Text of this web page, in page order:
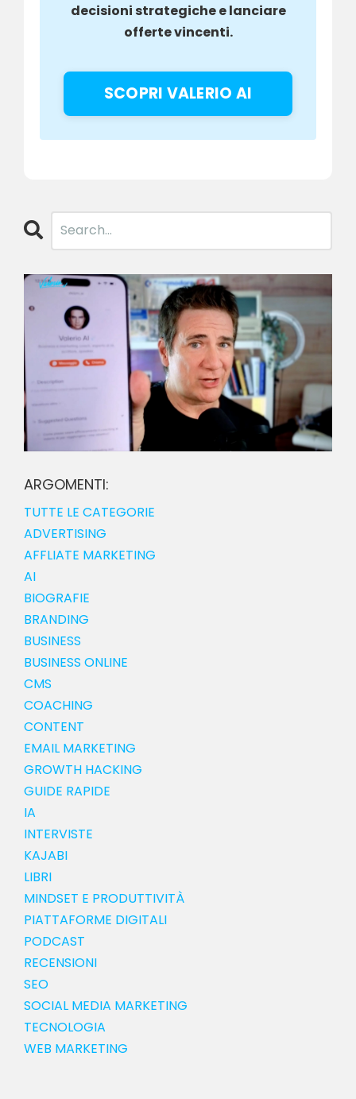
decisioni strategiche e lanciare
offerte vincenti.
SCOPRI VALERIO AI
ARGOMENTI:
TUTTE LE CATEGORIE
ADVERTISING
AFFLIATE MARKETING
AI
BIOGRAFIE
BRANDING
BUSINESS
BUSINESS ONLINE
CMS
COACHING
CONTENT
EMAIL MARKETING
GROWTH HACKING
GUIDE RAPIDE
IA
INTERVISTE
KAJABI
LIBRI
MINDSET E PRODUTTIVITÀ
PIATTAFORME DIGITALI
PODCAST
RECENSIONI
SEO
SOCIAL MEDIA MARKETING
TECNOLOGIA
WEB MARKETING